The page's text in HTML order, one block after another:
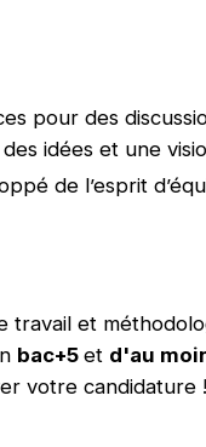
pour des
idées et une
de l’esprit
travail et
bac+5 et d'au
votre candidature !